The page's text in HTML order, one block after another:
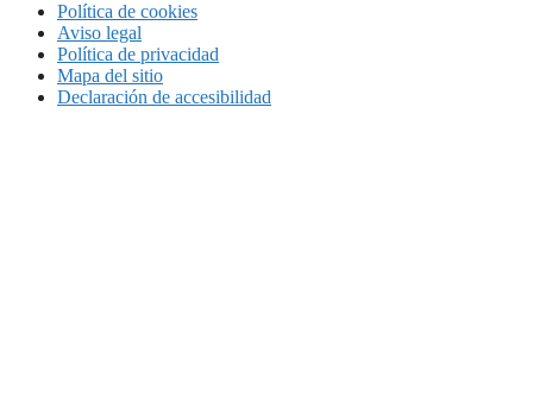
Política de cookies
Aviso legal
Política de privacidad
Mapa del sitio
Declaración de accesibilidad